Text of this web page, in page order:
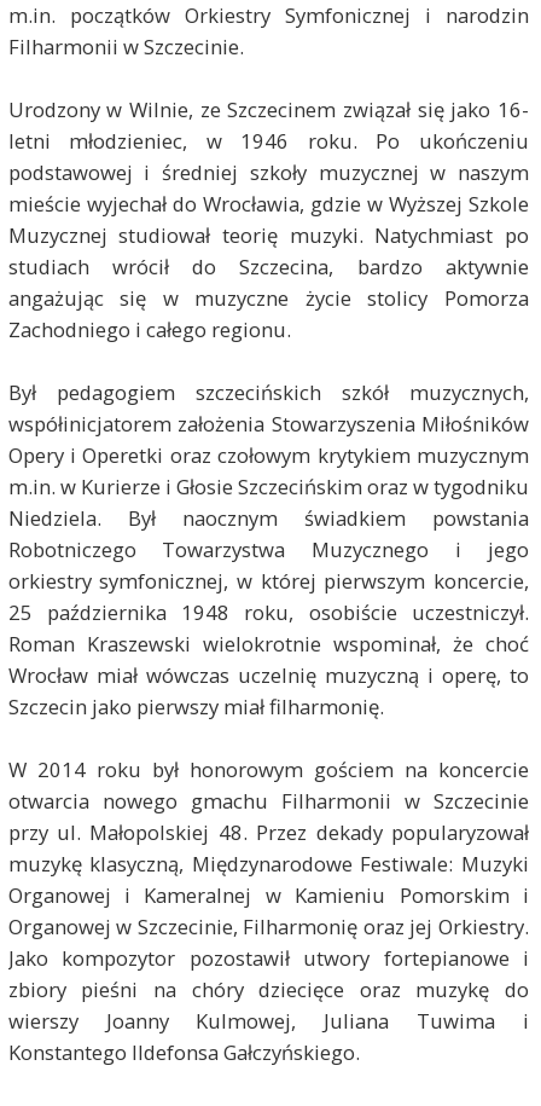
m.in. początków Orkiestry Symfonicznej i narodzin
Filharmonii w Szczecinie.
Urodzony w Wilnie, ze Szczecinem związał się jako 16-
letni młodzieniec, w 1946 roku. Po ukończeniu
podstawowej i średniej szkoły muzycznej w naszym
mieście wyjechał do Wrocławia, gdzie w Wyższej Szkole
Muzycznej studiował teorię muzyki. Natychmiast po
studiach wrócił do Szczecina, bardzo aktywnie
angażując się w muzyczne życie stolicy Pomorza
Zachodniego i całego regionu.
Był pedagogiem szczecińskich szkół muzycznych,
współinicjatorem założenia Stowarzyszenia Miłośników
Opery i Operetki oraz czołowym krytykiem muzycznym
m.in. w Kurierze i Głosie Szczecińskim oraz w tygodniku
Niedziela. Był naocznym świadkiem powstania
Robotniczego Towarzystwa Muzycznego i jego
orkiestry symfonicznej, w której pierwszym koncercie,
25 października 1948 roku, osobiście uczestniczył.
Roman Kraszewski wielokrotnie wspominał, że choć
Wrocław miał wówczas uczelnię muzyczną i operę, to
Szczecin jako pierwszy miał filharmonię.
W 2014 roku był honorowym gościem na koncercie
otwarcia nowego gmachu Filharmonii w Szczecinie
przy ul. Małopolskiej 48. Przez dekady popularyzował
muzykę klasyczną, Międzynarodowe Festiwale: Muzyki
Organowej i Kameralnej w Kamieniu Pomorskim i
Organowej w Szczecinie, Filharmonię oraz jej Orkiestry.
Jako kompozytor pozostawił utwory fortepianowe i
zbiory pieśni na chóry dziecięce oraz muzykę do
wierszy Joanny Kulmowej, Juliana Tuwima i
Konstantego Ildefonsa Gałczyńskiego.